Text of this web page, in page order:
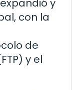
expandió y
con la
de
y el